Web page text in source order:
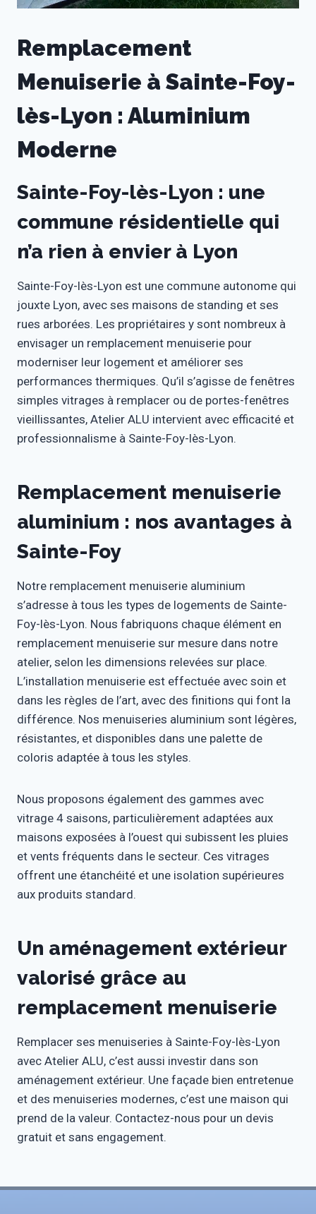
Remplacement
Menuiserie à Sainte-Foy-
lès-Lyon : Aluminium
Moderne
Sainte-Foy-lès-Lyon : une
commune résidentielle qui
n’a rien à envier à Lyon
Sainte-Foy-lès-Lyon est une commune autonome qui
jouxte Lyon, avec ses maisons de standing et ses
rues arborées. Les propriétaires y sont nombreux à
envisager un remplacement menuiserie pour
moderniser leur logement et améliorer ses
performances thermiques. Qu’il s’agisse de fenêtres
simples vitrages à remplacer ou de portes-fenêtres
vieillissantes, Atelier ALU intervient avec efficacité et
professionnalisme à Sainte-Foy-lès-Lyon.
Remplacement menuiserie
aluminium : nos avantages à
Sainte-Foy
Notre remplacement menuiserie aluminium
s’adresse à tous les types de logements de Sainte-
Foy-lès-Lyon. Nous fabriquons chaque élément en
remplacement menuiserie sur mesure dans notre
atelier, selon les dimensions relevées sur place.
L’installation menuiserie est effectuée avec soin et
dans les règles de l’art, avec des finitions qui font la
différence. Nos menuiseries aluminium sont légères,
résistantes, et disponibles dans une palette de
coloris adaptée à tous les styles.
Nous proposons également des gammes avec
vitrage 4 saisons, particulièrement adaptées aux
maisons exposées à l’ouest qui subissent les pluies
et vents fréquents dans le secteur. Ces vitrages
offrent une étanchéité et une isolation supérieures
aux produits standard.
Un aménagement extérieur
valorisé grâce au
remplacement menuiserie
Remplacer ses menuiseries à Sainte-Foy-lès-Lyon
avec Atelier ALU, c’est aussi investir dans son
aménagement extérieur. Une façade bien entretenue
et des menuiseries modernes, c’est une maison qui
prend de la valeur. Contactez-nous pour un devis
gratuit et sans engagement.